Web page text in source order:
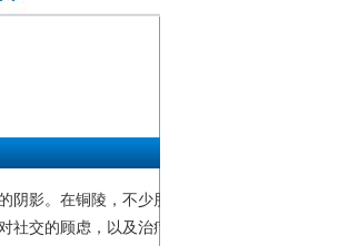
阴影。在铜陵，不少朋
社交的顾虑，以及治疗